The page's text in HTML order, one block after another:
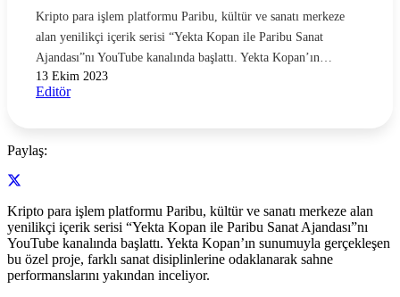
Kripto para işlem platformu Paribu, kültür ve sanatı merkeze
alan yenilikçi içerik serisi “Yekta Kopan ile Paribu Sanat
Ajandası”nı YouTube kanalında başlattı. Yekta Kopan’ın…
13 Ekim 2023
Editör
Paylaş:
Kripto para işlem platformu Paribu, kültür ve sanatı merkeze alan
yenilikçi içerik serisi “Yekta Kopan ile Paribu Sanat Ajandası”nı
YouTube kanalında başlattı. Yekta Kopan’ın sunumuyla gerçekleşen
bu özel proje, farklı sanat disiplinlerine odaklanarak sahne
performanslarını yakından inceliyor.